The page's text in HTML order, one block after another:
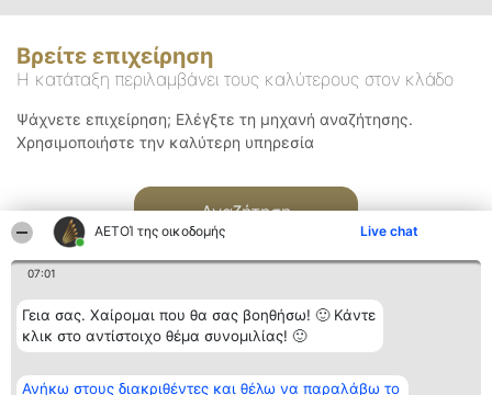
ΑΕΤΟΊ της οικοδομής Live chat
07:01
Γεια σας. Χαίρομαι που θα σας βοηθήσω! 🙂 Κάντε
κλικ στο αντίστοιχο θέμα συνομιλίας! 🙂
Ανήκω στους διακριθέντες και θέλω να παραλάβω το
Βρείτε επιχείρηση
Η κατάταξη περιλαμβάνει τους καλύτερους στον κλάδο
Ψάχνετε επιχείρηση; Ελέγξτε τη μηχανή αναζήτησης.
Χρησιμοποιήστε την καλύτερη υπηρεσία
Αναζήτηση
Διοργανωτής της
κατάταξης
Κατάταξη
Διακριθέντες
Επικοινωνία
Επικοινωνία